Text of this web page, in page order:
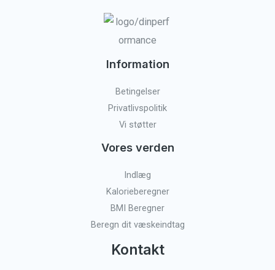
Information
Betingelser
Privatlivspolitik
Vi støtter
Vores verden
Indlæg
Kalorieberegner
BMI Beregner
Beregn dit væskeindtag
Kontakt